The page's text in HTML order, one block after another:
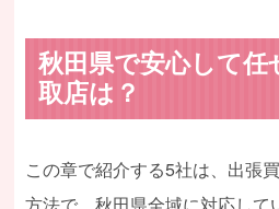
秋田県で安心して任
取店は？
この章で紹介する5社は、出張
方法で、秋田県全域に対応して